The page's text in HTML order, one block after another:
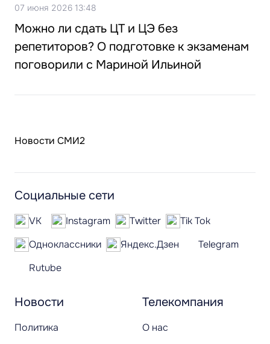
07 июня 2026 13:48
Можно ли сдать ЦТ и ЦЭ без
репетиторов? О подготовке к экзаменам
поговорили с Мариной Ильиной
Новости СМИ2
Новости
Политика
Телекомпания
О нас
Социальные сети
VK Instagram Twitter
Tik Tok
Одноклассники
Яндекс.Дзен
Telegram
Rutube